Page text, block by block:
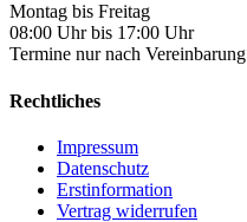
Montag bis Freitag
08:00 Uhr bis 17:00 Uhr
Termine nur nach Vereinbarung
Rechtliches
Impressum
Datenschutz
Erstinformation
Vertrag widerrufen